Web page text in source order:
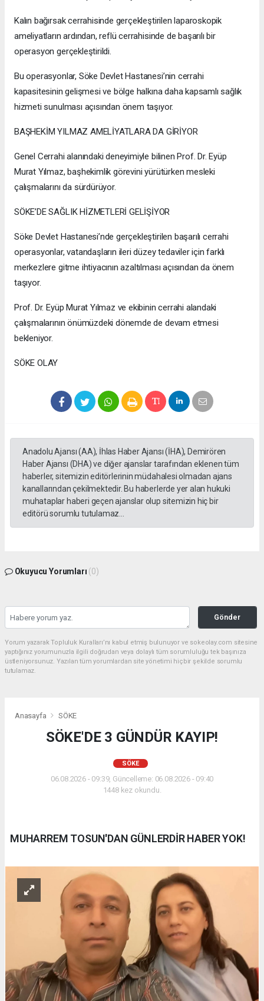
Kalın bağırsak cerrahisinde gerçekleştirilen laparoskopik
ameliyatların ardından, reflü cerrahisinde de başarılı bir
operasyon gerçekleştirildi.
Bu operasyonlar, Söke Devlet Hastanesi’nin cerrahi
kapasitesinin gelişmesi ve bölge halkına daha kapsamlı sağlık
hizmeti sunulması açısından önem taşıyor.
BAŞHEKİM YILMAZ AMELİYATLARA DA GİRİYOR
Genel Cerrahi alanındaki deneyimiyle bilinen Prof. Dr. Eyüp
Murat Yılmaz, başhekimlik görevini yürütürken mesleki
çalışmalarını da sürdürüyor.
SÖKE’DE SAĞLIK HİZMETLERİ GELİŞİYOR
Söke Devlet Hastanesi’nde gerçekleştirilen başarılı cerrahi
operasyonlar, vatandaşların ileri düzey tedaviler için farklı
merkezlere gitme ihtiyacının azaltılması açısından da önem
taşıyor.
Prof. Dr. Eyüp Murat Yılmaz ve ekibinin cerrahi alandaki
çalışmalarının önümüzdeki dönemde de devam etmesi
bekleniyor.
SÖKE OLAY
Anadolu Ajansı (AA), İhlas Haber Ajansı (İHA), Demirören
Haber Ajansı (DHA) ve diğer ajanslar tarafından eklenen tüm
haberler, sitemizin editörlerinin müdahalesi olmadan ajans
kanallarından çekilmektedir. Bu haberlerde yer alan hukuki
muhataplar haberi geçen ajanslar olup sitemizin hiç bir
editörü sorumlu tutulamaz...
Okuyucu Yorumları (0)
Gönder
Yorum yazarak Topluluk Kuralları’nı kabul etmiş bulunuyor ve sokeolay.com sitesine
yaptığınız yorumunuzla ilgili doğrudan veya dolaylı tüm sorumluluğu tek başınıza
üstleniyorsunuz. Yazılan tüm yorumlardan site yönetimi hiçbir şekilde sorumlu
tutulamaz.
Anasayfa SÖKE
SÖKE'DE 3 GÜNDÜR KAYIP!
SÖKE
06.08.2026 - 09:39, Güncelleme: 06.08.2026 - 09:40
1448 kez okundu.
MUHARREM TOSUN'DAN GÜNLERDİR HABER YOK!